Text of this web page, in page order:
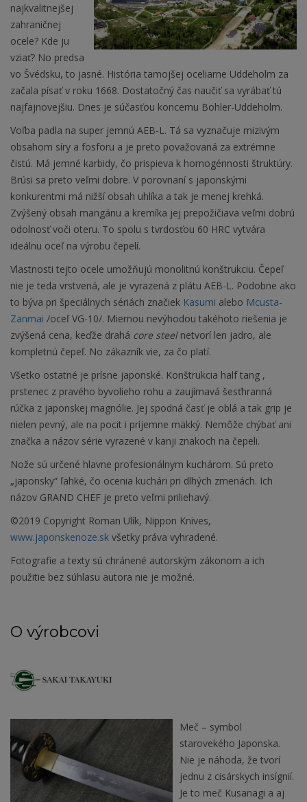
najkvalitnejšej
zahraničnej
ocele? Kde ju
vziať? No predsa
vo Švédsku, to jasné. História tamojšej oceliarne Uddeholm za
začala písať v roku 1668. Dostatočný čas naučiť sa vyrábať tú
najfajnovejšiu. Dnes je súčasťou koncernu Bohler-Uddeholm.
Voľba padla na super jemnú AEB-L. Tá sa vyznačuje mizivým
obsahom síry a fosforu a je preto považovaná za extrémne
čistú. Má jemné karbidy, čo prispieva k homogénnosti štruktúry.
Brúsi sa preto veľmi dobre. V porovnaní s japonskými
konkurentmi má nižší obsah uhlíka a tak je menej krehká.
Zvýšený obsah mangánu a kremíka jej prepožičiava veľmi dobrú
odolnosť voči oteru. To spolu s tvrdosťou 60 HRC vytvára
ideálnu oceľ na výrobu čepelí.
Vlastnosti tejto ocele umožňujú monolitnú konštrukciu. Čepeľ
nie je teda vrstvená, ale je vyrazená z plátu AEB-L. Podobne ako
to býva pri špeciálnych sériách značiek Kasumi alebo Mcusta-
Zanmai /oceľ VG-10/. Miernou nevýhodou takéhoto riešenia je
zvýšená cena, keďže drahá core steelnetvorí len jadro, ale
kompletnú čepeľ. No zákazník vie, za čo platí.
Všetko ostatné je prísne japonské. Konštrukcia half tang ,
prstenec z pravého byvolieho rohu a zaujímavá šesťhranná
rúčka z japonskej magnólie. Jej spodná časť je oblá a tak grip je
nielen pevný, ale na pocit i príjemne mäkký. Nemôže chýbať ani
značka a názov série vyrazené v kanji znakoch na čepeli.
Nože sú určené hlavne profesionálnym kuchárom. Sú preto
„japonsky“ ľahké, čo ocenia kuchári pri dlhých zmenách. Ich
názov GRAND CHEF je preto veľmi priliehavý.
©2019 Copyright Roman Ulík, Nippon Knives,
www.japonskenoze.sk všetky práva vyhradené.
Fotografie a texty sú chránené autorským zákonom a ich
použitie bez súhlasu autora nie je možné.
O výrobcovi
Meč – symbol
starovekého Japonska.
Nie je náhoda, že tvorí
jednu z cisárskych insígnií.
Je to meč Kusanagi a aj